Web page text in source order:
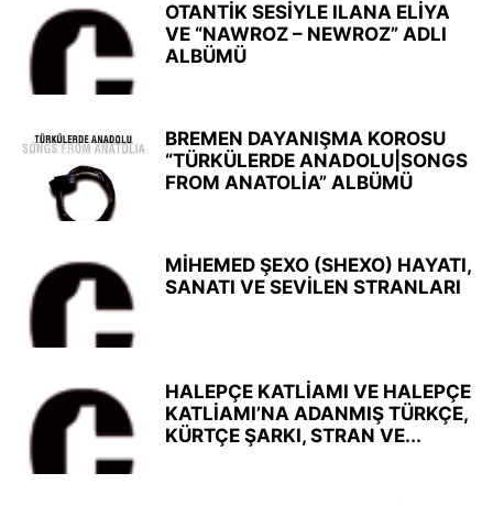
OTANTİK SESİYLE ILANA ELİYA
VE “NAWROZ – NEWROZ” ADLI
ALBÜMÜ
BREMEN DAYANIŞMA KOROSU
“TÜRKÜLERDE ANADOLU|SONGS
FROM ANATOLİA” ALBÜMÜ
MİHEMED ŞEXO (SHEXO) HAYATI,
SANATI VE SEVİLEN STRANLARI
HALEPÇE KATLİAMI VE HALEPÇE
KATLİAMI’NA ADANMIŞ TÜRKÇE,
KÜRTÇE ŞARKI, STRAN VE...